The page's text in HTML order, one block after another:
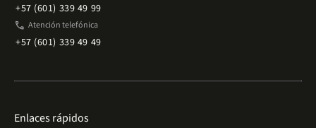
+57 (601) 339 49 99
phone Atención telefónica
+57 (601) 339 49 49
Enlaces rápidos